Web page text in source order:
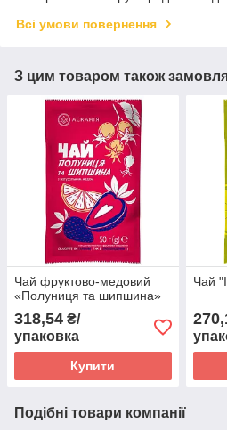
Всі умови повернення
З цим товаром також
Чай фруктово-медовий
«Полуниця та шипшина»
318,54 ₴/
упаковка
Купити
Чай
Подібні товари компанії